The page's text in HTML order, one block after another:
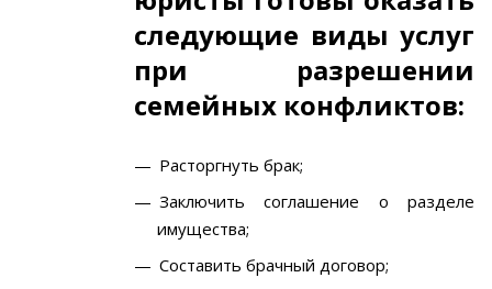
следующие виды услуг
при разрешении
семейных конфликтов:
Расторгнуть брак;
Заключить соглашение о разделе
имущества;
Составить брачный договор;